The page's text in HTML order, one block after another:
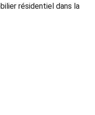
résidentiel dans la